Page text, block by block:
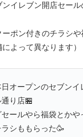
イレブン開店セール
ーポン付きのチラシ
よって異なります）
オープンのセブンイ
り店🏪
ールやら福袋とかや
シももらった🥳